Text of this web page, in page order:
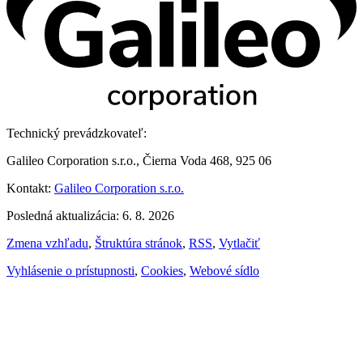
Technický prevádzkovateľ:
Galileo Corporation s.r.o., Čierna Voda 468, 925 06
Kontakt: Galileo Corporation s.r.o.
Posledná aktualizácia: 6. 8. 2026
Zmena vzhľadu, Štruktúra stránok, RSS, Vytlačiť
Vyhlásenie o prístupnosti, Cookies, Webové sídlo